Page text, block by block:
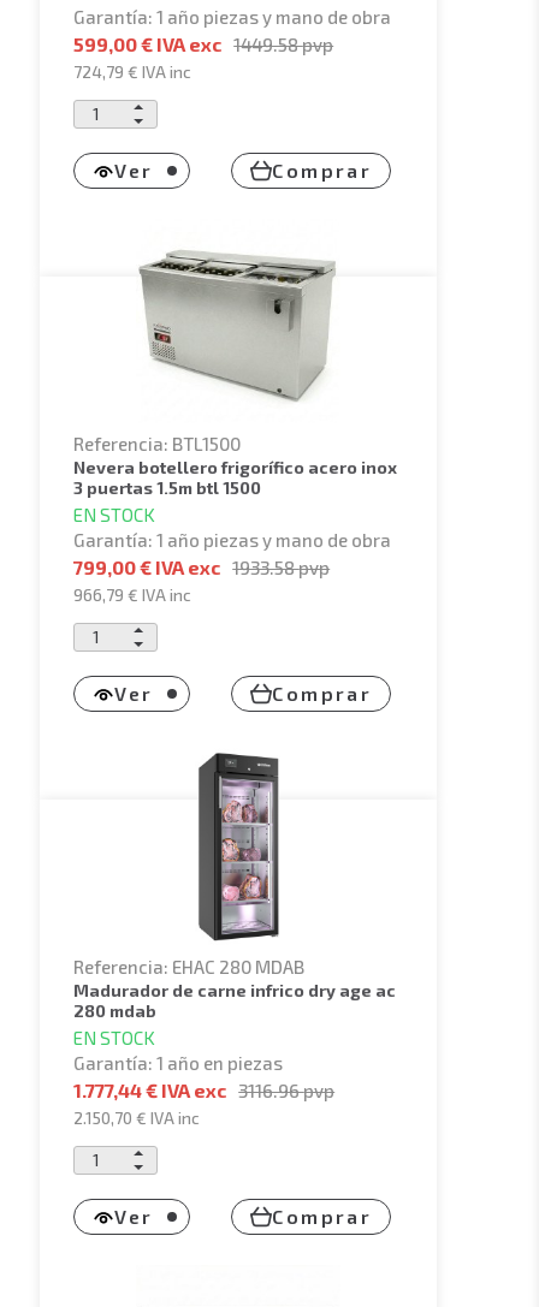
Garantía: 1 año piezas y mano de obra
599,00 € IVA exc 1449.58pvp
724,79 €IVA inc
Ver Comprar
Referencia: BTL1500
nevera botellero frigorífico acero inox
3 puertas 1.5m btl 1500
EN STOCK
Garantía: 1 año piezas y mano de obra
799,00 € IVA exc 1933.58pvp
966,79 €IVA inc
Ver Comprar
Referencia: EHAC 280 MDAB
madurador de carne infrico dry age ac
280 mdab
EN STOCK
Garantía: 1 año en piezas
1.777,44 € IVA exc 3116.96pvp
2.150,70 €IVA inc
Ver Comprar